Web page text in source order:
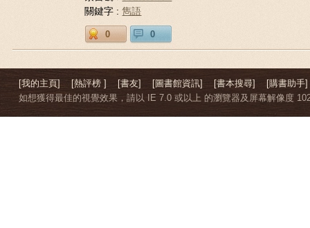
關鍵字 :雋語
0 0
[我的主頁] [熱評榜 ] [書友] [圖書館資訊] [書本搜尋]
[購書助手]
如想獲得最佳的視覺效果，請以 IE 7.0 或以上 的瀏覽器及屏幕解像度